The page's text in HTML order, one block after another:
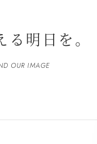
明日を。
OUR IMAGE